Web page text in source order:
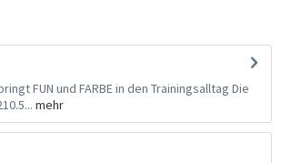
FUN und FARBE in den Trainingsalltag Die
mehr